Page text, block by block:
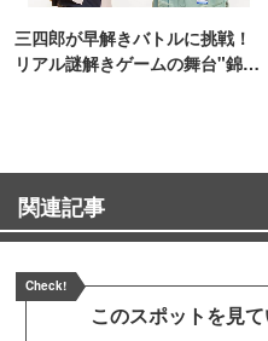
三四郎が早解きバトルに挑戦！
リアル謎解きゲームの舞台"錦糸
関連記事
Check!
このスポットを見